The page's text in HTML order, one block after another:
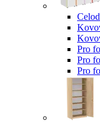
Pro
Pro
Pro